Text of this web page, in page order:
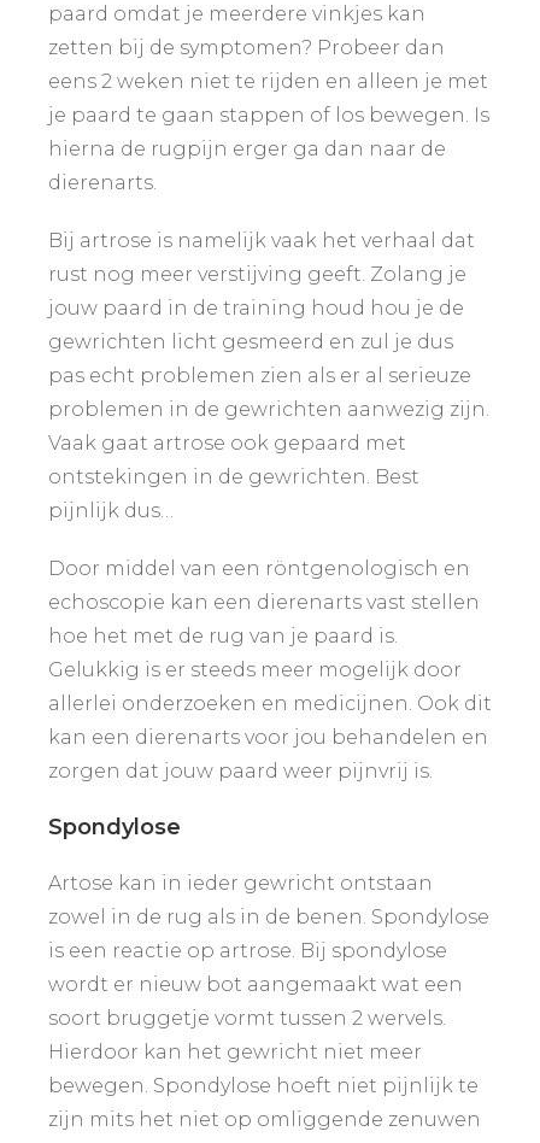
paard omdat je meerdere vinkjes kan
zetten bij de symptomen? Probeer dan
eens 2 weken niet te rijden en alleen je met
je paard te gaan stappen of los bewegen. Is
hierna de rugpijn erger ga dan naar de
dierenarts.
Bij artrose is namelijk vaak het verhaal dat
rust nog meer verstijving geeft. Zolang je
jouw paard in de training houd hou je de
gewrichten licht gesmeerd en zul je dus
pas echt problemen zien als er al serieuze
problemen in de gewrichten aanwezig zijn.
Vaak gaat artrose ook gepaard met
ontstekingen in de gewrichten. Best
pijnlijk dus…
Door middel van een röntgenologisch en
echoscopie kan een dierenarts vast stellen
hoe het met de rug van je paard is.
Gelukkig is er steeds meer mogelijk door
allerlei onderzoeken en medicijnen. Ook dit
kan een dierenarts voor jou behandelen en
zorgen dat jouw paard weer pijnvrij is.
Spondylose
Artose kan in ieder gewricht ontstaan
zowel in de rug als in de benen. Spondylose
is een reactie op artrose. Bij spondylose
wordt er nieuw bot aangemaakt wat een
soort bruggetje vormt tussen 2 wervels.
Hierdoor kan het gewricht niet meer
bewegen. Spondylose hoeft niet pijnlijk te
zijn mits het niet op omliggende zenuwen